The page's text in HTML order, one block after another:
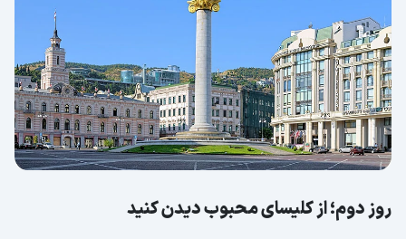
روز دوم؛ از کلیسای محبوب دیدن کنید